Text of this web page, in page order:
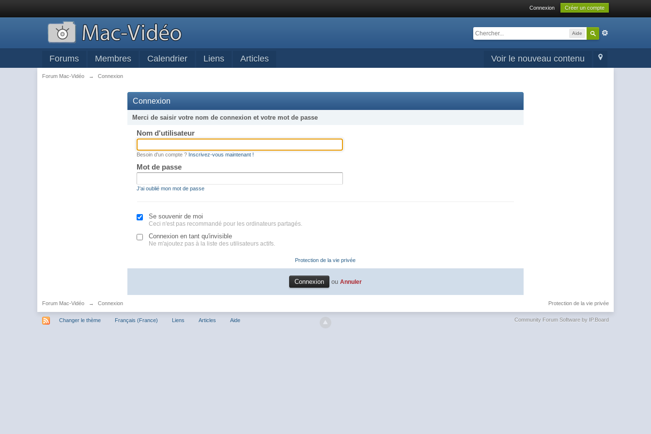
Connexion Créer un compte
Aide
Voir le nouveau contenu
Forums Membres Calendrier Liens Articles
Forum Mac-Vidéo → Connexion
Connexion
Merci de saisir votre nom de connexion et votre mot de passe
Nom d'utilisateur
Besoin d'un compte ? Inscrivez-vous maintenant !
Mot de passe
J'ai oublié mon mot de passe
Se souvenir de moi
Ceci n'est pas recommandé pour les ordinateurs partagés.
Connexion en tant qu'invisible
Ne m'ajoutez pas à la liste des utilisateurs actifs.
Protection de la vie privée
ou Annuler
Forum Mac-Vidéo → Connexion Protection de la vie privée
Changer le thème Français (France) Liens Articles Aide Community Forum Software by IP.Board